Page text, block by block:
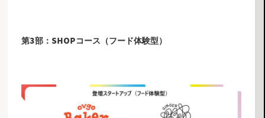
第3部：SHOPコース（フード体験型）